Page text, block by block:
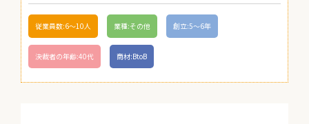
従業員数:6～10人 業種:その他 創立:5〜6年
決裁者の年齢:40代 商材:BtoB